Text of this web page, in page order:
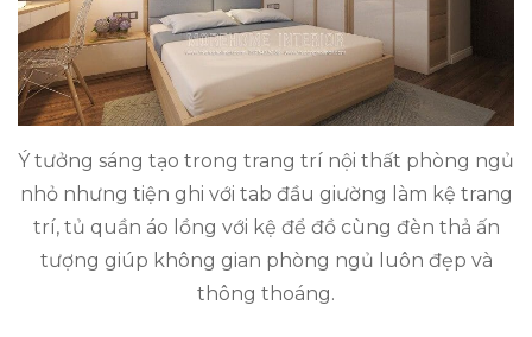
Ý tưởng sáng tạo trong trang trí nội thất phòng ngủ
nhỏ nhưng tiện ghi với tab đầu giường làm kệ trang
trí, tủ quần áo lồng với kệ để đồ cùng đèn thả ấn
tượng giúp không gian phòng ngủ luôn đẹp và
thông thoáng.